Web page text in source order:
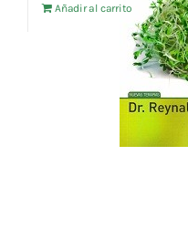
Añadir al carrito